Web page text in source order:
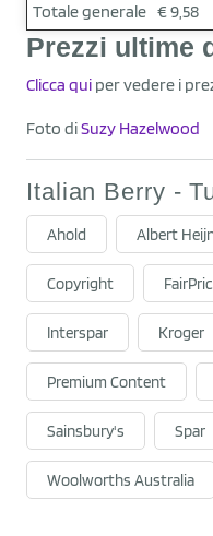
Totale generale € 9,58
Prezzi ultime
Clicca qui per vedere i
Foto diSuzy Hazelwood
Italian Berry -
Ahold Albert
Copyright
Interspar Kroger
Premium Content
Sainsbury's Spar
Woolworths Australia